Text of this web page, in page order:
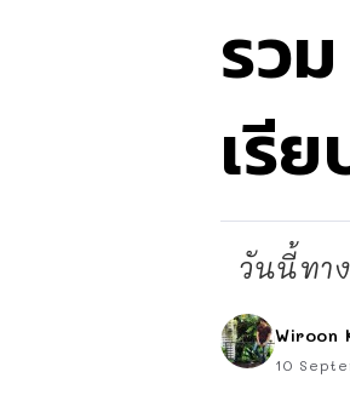
รว
เรี
วันนี้ทา
Wiroon
10